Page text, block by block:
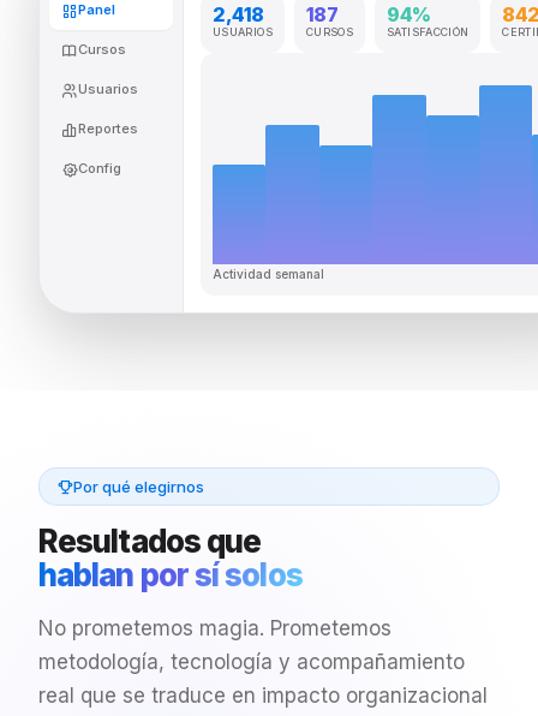
Panel
Cursos
Usuarios
Reportes
Config
2,418
USUARIOS
187
CURSOS
94%
SATISFACCIÓN
Actividad semanal
Por qué elegirnos
Resultadosque
hablan porsísolos
No prometemos magia. Prometemos
metodología, tecnología y acompañamiento
real que se traduce en impacto organizacional